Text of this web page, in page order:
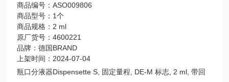
商品编号：ASO009806
商品型号：1个
商品规格：2 ml
原厂货号：4600221
品牌：德国BRAND
上架时间：2024-07-04
瓶口分液器Dispensette S, 固定量程, DE-M 标志, 2 ml, 带回